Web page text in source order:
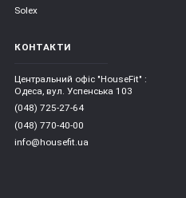
Solex
КОНТАКТИ
Центральний офіс "HouseFit" :
Одеса, вул. Успенська 103
(048) 725-27-64
(048) 770-40-00
info@housefit.ua